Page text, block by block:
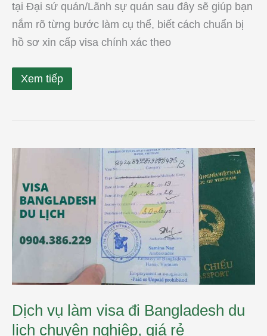
tại Đại sứ quán/Lãnh sự quán sau đây sẽ giúp bạn
nắm rõ từng bước làm cụ thể, biết cách chuẩn bị
hồ sơ xin cấp visa chính xác theo
Xem tiếp
Dịch vụ làm visa đi Bangladesh du
lịch chuyên nghiệp, giá rẻ
visa
đi
Bangladesh
du
chuyên